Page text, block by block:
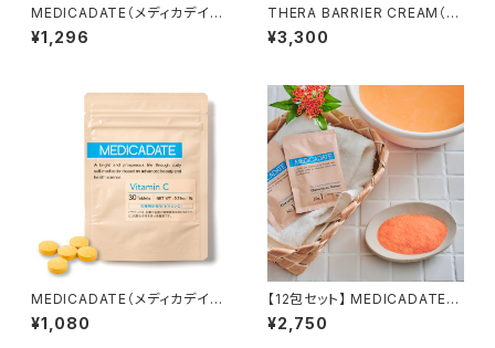
MEDICADATE（メディカデイ
ト）葉酸サプリメント
¥1,296
THERA BARRIER CREAM（ビ
ーティー テラバリアクリーム)
¥3,300
MEDICADATE（メディカデイ
ト）ビタミンCサプリメント【栄養
機能食品】
¥1,080
【12包セット】 MEDICADATE
ザ フレグランス バスパウダー 1
包30g入り
¥2,750